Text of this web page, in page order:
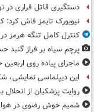
دستگیری قاتل فراری در
نیویورک تایمز فاش کرد:
کنترل کامل تنگه هرمز
پرچم سیاه بر فراز گنبد
ماجرای پیاده روی
این دیپلماسی
روایت پزشکیان از انحلال
شمیم خوش رضوی در